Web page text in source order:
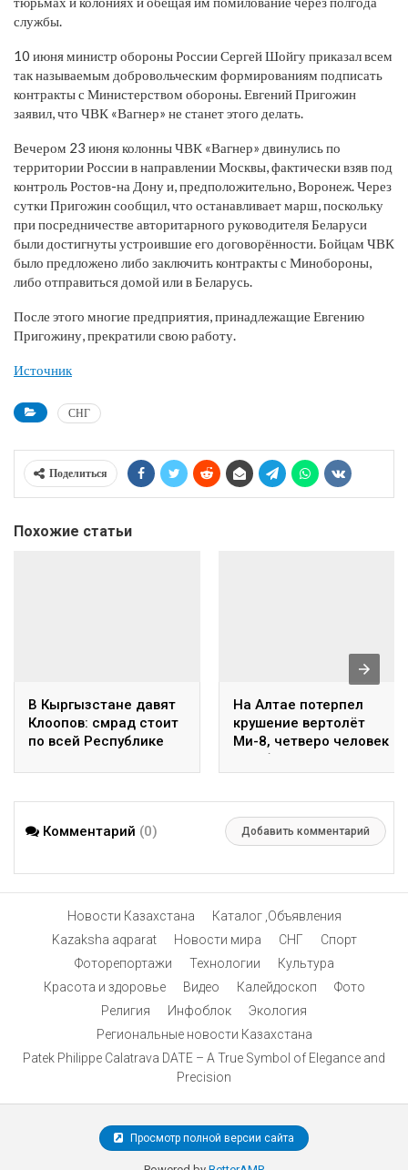
службы.
10 июня министр обороны России Сергей Шойгу приказал всем
так называемым добровольческим формированиям подписать
контракты с Министерством обороны. Евгений Пригожин
заявил, что ЧВК «Вагнер» не станет этого делать.
Вечером 23 июня колонны ЧВК «Вагнер» двинулись по
территории России в направлении Москвы, фактически взяв под
контроль Ростов-на Дону и, предположительно, Воронеж. Через
сутки Пригожин сообщил, что останавливает марш, поскольку
при посредничестве авторитарного руководителя Беларуси
были достигнуты устроившие его договорённости. Бойцам ЧВК
было предложено либо заключить контракты с Минобороны,
либо отправиться домой или в Беларусь.
После этого многие предприятия, принадлежащие Евгению
Пригожину, прекратили свою работу.
Источник
СНГ
Поделиться
Похожие статьи
В Кыргызстане давят
Клоопов: смрад стоит
по всей Республике
На Алтае потерпел
крушение вертолёт
Ми-8, четверо человек
погибли
Комментарий (0) Добавить комментарий
Новости Казахстана
Каталог ,Объявления
Kazaksha aqparat
Новости мира СНГ
Спорт
Фоторепортажи
Технологии
Культура
Красота и здоровье
Видео Калейдоскоп
Фото
Религия
Инфоблок
Экология
Региональные новости Казахстана
Patek Philippe Calatrava DATE – A True Symbol of Elegance and
Precision
Просмотр полной версии сайта